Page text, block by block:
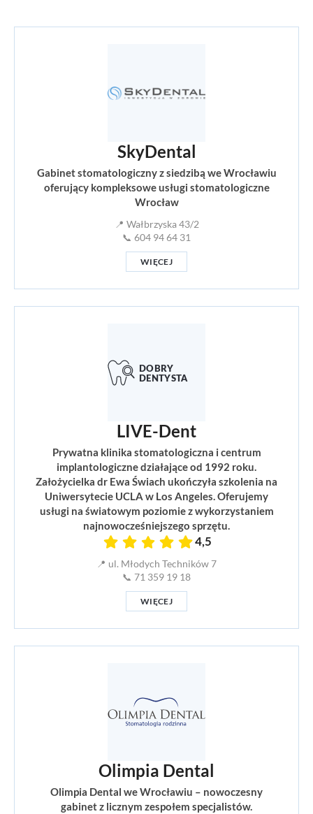
SkyDental
Gabinet stomatologiczny z siedzibą we Wrocławiu
oferujący kompleksowe usługi stomatologiczne
Wrocław
📍 Wałbrzyska 43/2
📞 604 94 64 31
WIĘCEJ
LIVE-Dent
Prywatna klinika stomatologiczna i centrum
implantologiczne działające od 1992 roku.
Założycielka dr Ewa Świach ukończyła szkolenia na
Uniwersytecie UCLA w Los Angeles. Oferujemy
usługi na światowym poziomie z wykorzystaniem
najnowocześniejszego sprzętu.
4,5
📍 ul. Młodych Techników 7
📞 71 359 19 18
WIĘCEJ
Olimpia Dental
Olimpia Dental we Wrocławiu – nowoczesny
gabinet z licznym zespołem specjalistów.